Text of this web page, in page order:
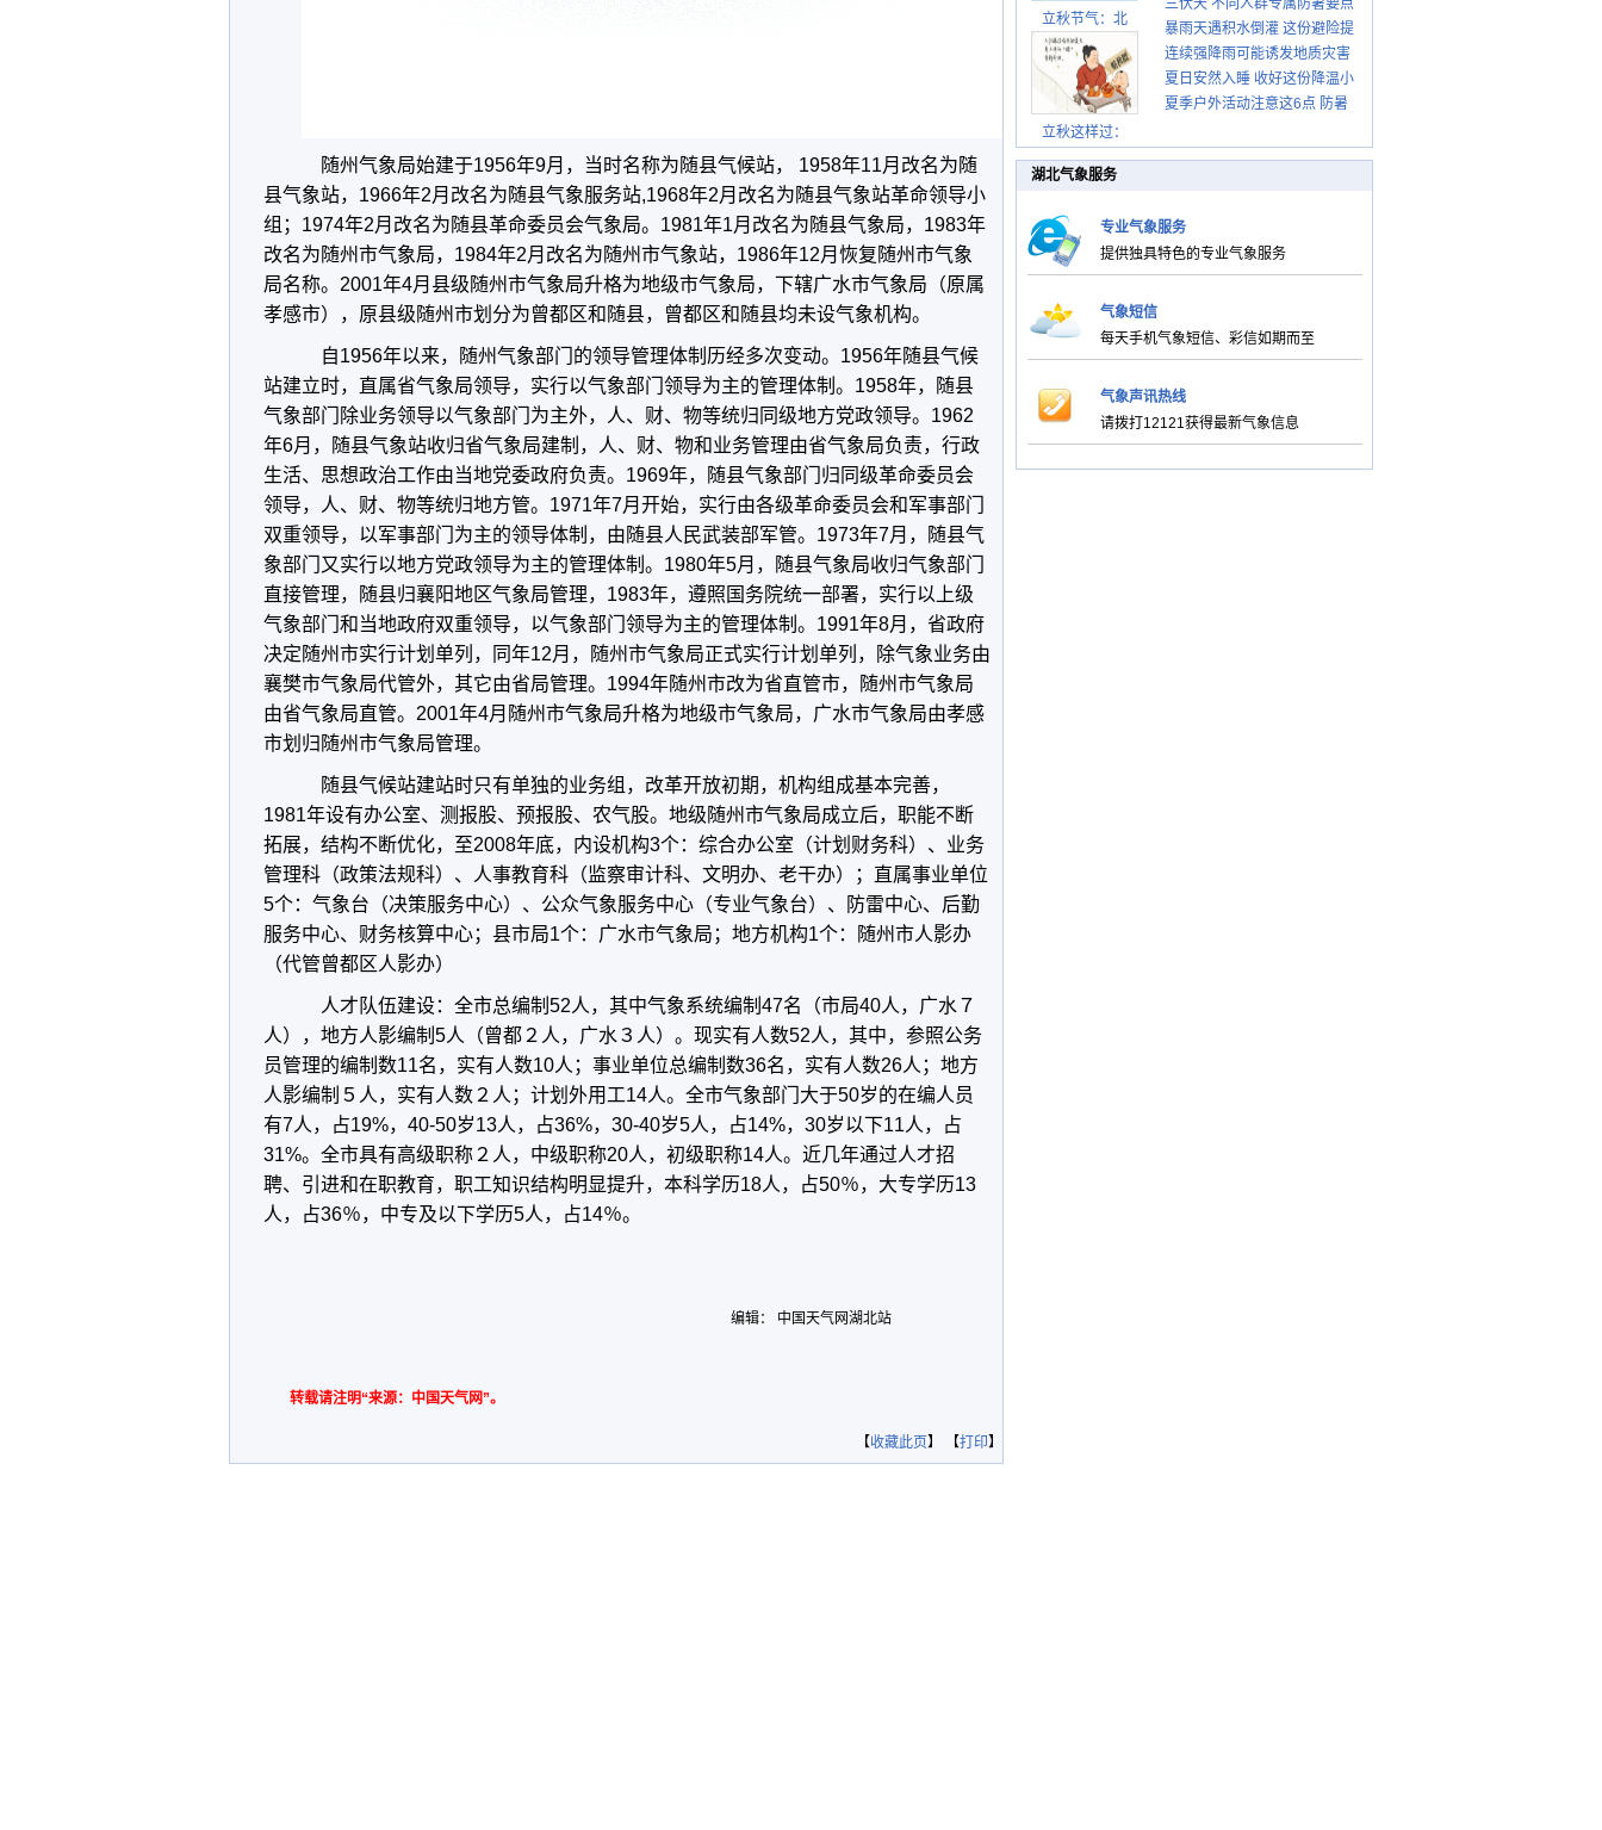
随州气象局始建于1956年9月，当时名称为随县气候站， 1958年11月改名为随
县气象站，1966年2月改名为随县气象服务站,1968年2月改名为随县气象站革命领导小
组；1974年2月改名为随县革命委员会气象局。1981年1月改名为随县气象局，1983年
改名为随州市气象局，1984年2月改名为随州市气象站，1986年12月恢复随州市气象
局名称。2001年4月县级随州市气象局升格为地级市气象局，下辖广水市气象局（原属
孝感市），原县级随州市划分为曾都区和随县，曾都区和随县均未设气象机构。
自1956年以来，随州气象部门的领导管理体制历经多次变动。1956年随县气候
站建立时，直属省气象局领导，实行以气象部门领导为主的管理体制。1958年，随县
气象部门除业务领导以气象部门为主外，人、财、物等统归同级地方党政领导。1962
年6月，随县气象站收归省气象局建制，人、财、物和业务管理由省气象局负责，行政
生活、思想政治工作由当地党委政府负责。1969年，随县气象部门归同级革命委员会
领导，人、财、物等统归地方管。1971年7月开始，实行由各级革命委员会和军事部门
双重领导，以军事部门为主的领导体制，由随县人民武装部军管。1973年7月，随县气
象部门又实行以地方党政领导为主的管理体制。1980年5月，随县气象局收归气象部门
直接管理，随县归襄阳地区气象局管理，1983年，遵照国务院统一部署，实行以上级
气象部门和当地政府双重领导，以气象部门领导为主的管理体制。1991年8月，省政府
决定随州市实行计划单列，同年12月，随州市气象局正式实行计划单列，除气象业务由
襄樊市气象局代管外，其它由省局管理。1994年随州市改为省直管市，随州市气象局
由省气象局直管。2001年4月随州市气象局升格为地级市气象局，广水市气象局由孝感
市划归随州市气象局管理。
随县气候站建站时只有单独的业务组，改革开放初期，机构组成基本完善，
1981年设有办公室、测报股、预报股、农气股。地级随州市气象局成立后，职能不断
拓展，结构不断优化，至2008年底，内设机构3个：综合办公室（计划财务科）、业务
管理科（政策法规科）、人事教育科（监察审计科、文明办、老干办）；直属事业单位
5个：气象台（决策服务中心）、公众气象服务中心（专业气象台）、防雷中心、后勤
服务中心、财务核算中心；县市局1个：广水市气象局；地方机构1个：随州市人影办
（代管曾都区人影办）
人才队伍建设：全市总编制52人，其中气象系统编制47名（市局40人，广水７
人），地方人影编制5人（曾都２人，广水３人）。现实有人数52人，其中，参照公务
员管理的编制数11名，实有人数10人；事业单位总编制数36名，实有人数26人；地方
人影编制５人，实有人数２人；计划外用工14人。全市气象部门大于50岁的在编人员
有7人，占19%，40-50岁13人，占36%，30-40岁5人，占14%，30岁以下11人，占
31%。全市具有高级职称２人，中级职称20人，初级职称14人。近几年通过人才招
聘、引进和在职教育，职工知识结构明显提升，本科学历18人，占50％，大专学历13
人，占36％，中专及以下学历5人，占14％。
编辑： 中国天气网湖北站
转载请注明“来源：中国天气网”。
【收藏此页】 【打印】
立秋节气：北
立秋这样过：
攻略请收好
三伏天 不同人群专属防暑要点
请收好
暴雨天遇积水倒灌 这份避险提
示请收好
连续强降雨可能诱发地质灾害
这些前兆要知道
夏日安然入睡 收好这份降温小
贴士
夏季户外活动注意这6点 防暑
湖北气象服务
专业气象服务
提供独具特色的专业气象服务
气象短信
每天手机气象短信、彩信如期而至
气象声讯热线
请拨打12121获得最新气象信息